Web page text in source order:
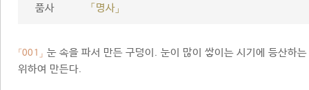
품사 「명사」
「001」 눈 속을 파서 만든 구덩이. 눈이 많이 쌓이는 시기에 등산하
위하여 만든다.